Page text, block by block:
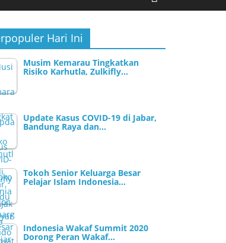
Hari Ini
Musim Kemarau Tingkatkan
Risiko Karhutla, Zulkifly…
Update Kasus COVID-19 di Jabar,
Bandung Raya dan…
Tokoh Senior Keluarga Besar
Pelajar Islam Indonesia…
Indonesia Wakaf Summit 2020
Dorong Peran Wakaf…